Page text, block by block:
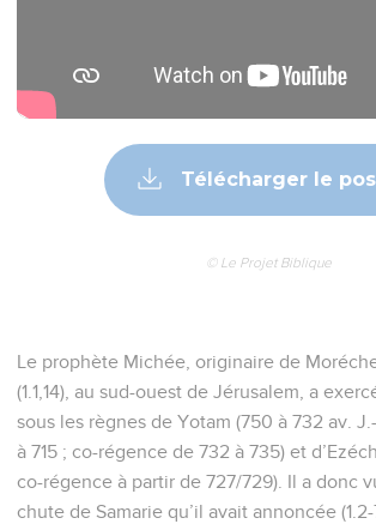
Télécharger le
© Le Projet Biblique
Le prophète Michée, originaire de
(1.1,14), au sud-ouest de Jérusalem, a
sous les règnes de Yotam (750 à 732 av.
à 715 ; co-régence de 732 à 735) et
co-régence à partir de 727/729). Il a donc
chute de Samarie qu’il avait annoncée